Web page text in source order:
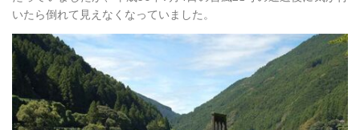
いたら倒れて見えなくなっていました。